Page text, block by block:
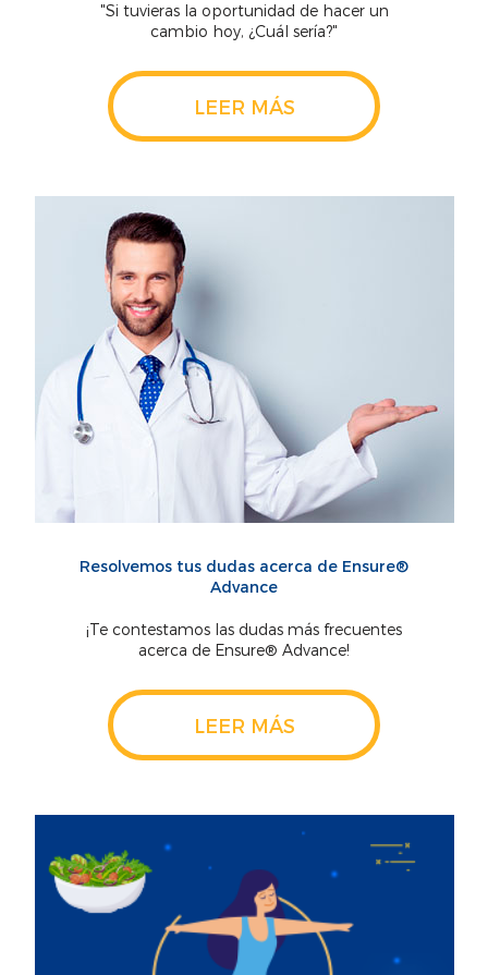
"Si tuvieras la oportunidad de hacer un
cambio hoy, ¿Cuál sería?"
LEER MÁS
Resolvemos tus dudas acerca de Ensure®
Advance
¡Te contestamos las dudas más frecuentes
acerca de Ensure® Advance!
LEER MÁS